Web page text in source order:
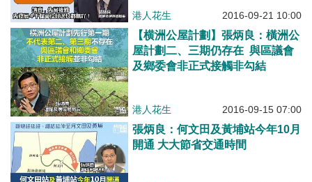
港人花生 2016-09-21 10:00
【横洲公屋計劃】張炳良：橫洲公
屋計劃二、三期仍存在 與區議會
及鄉委會非正式接觸非勾結
港人花生 2016-09-15 07:00
張炳良：何文田及黃埔站今年10月
開通 大大節省交通時間